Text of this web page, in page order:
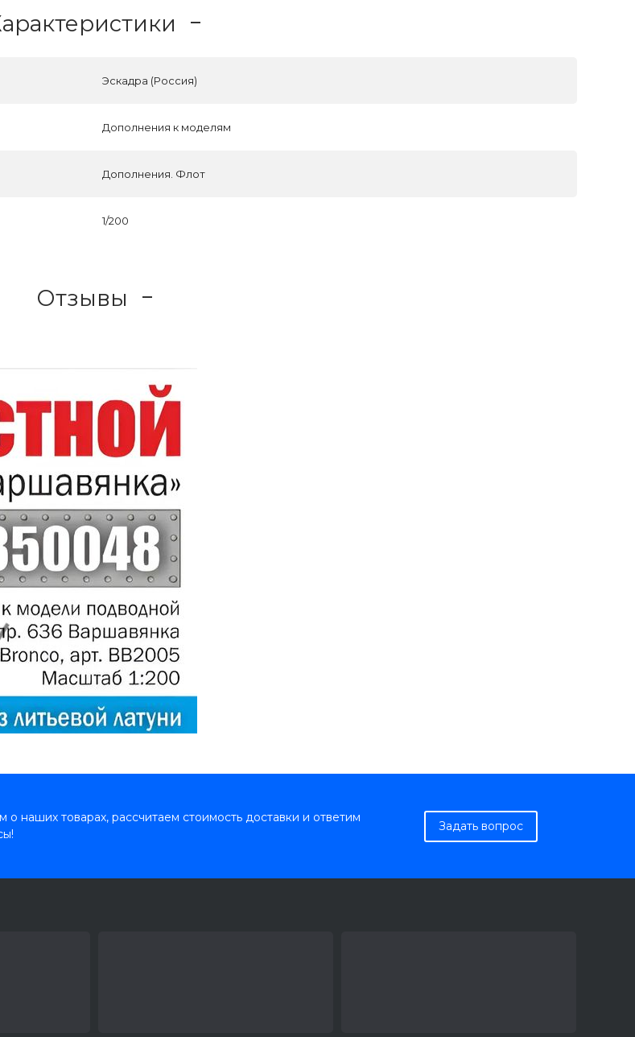
Эскадра (Россия)
Дополнения к моделям
Дополнения. Флот
1/200
Отзывы
наших товарах, рассчитаем стоимость доставки и ответим
Задать вопрос